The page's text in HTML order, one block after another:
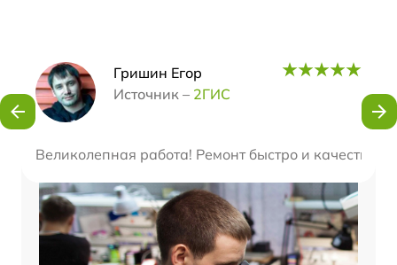
Гришин Егор
Источник – 2ГИС
Великолепная работа! Ремонт быстро и
Наши мастера